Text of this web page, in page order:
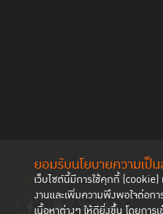
ยอมรับนโยบายความเป็
เว็บไซต์นี้มีการใช้คุกกี้
งานและเพิ่มความพึงพอใจต่อก
Follow us